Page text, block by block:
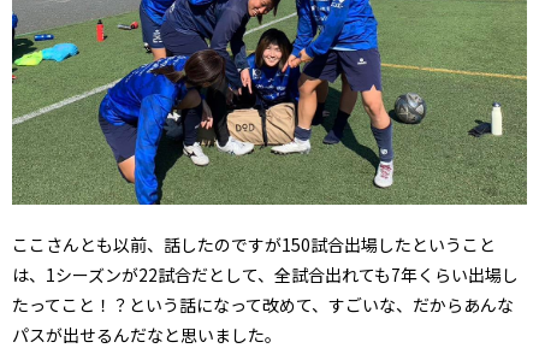
ここさんとも以前、話したのですが150試合出場したということ
は、1シーズンが22試合だとして、全試合出れても7年くらい出場し
たってこと！？という話になって改めて、すごいな、だからあんな
パスが出せるんだなと思いました。